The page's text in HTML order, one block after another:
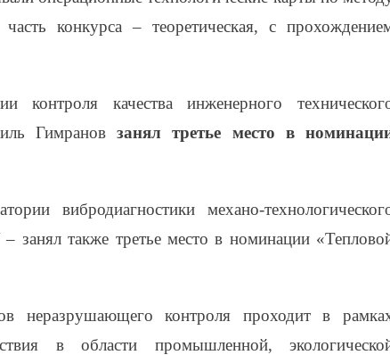
конкурса – теоретическая, с
контроля качества инженерного
Гимранов занял третье место в
вибродиагностики механо-
также третье место в номинации
неразрушающего контроля проходит в
в области промышленной,